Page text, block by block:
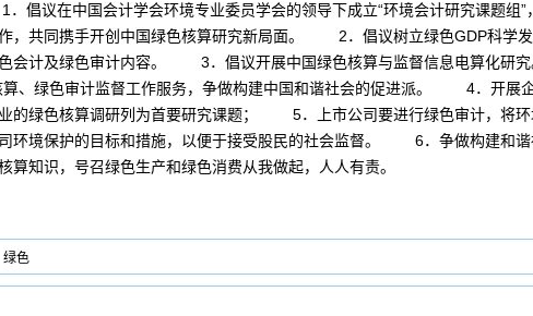
议在中国会计学会环境专业委员学会的领导下成立“环境会计研究课题组”
，共同携手开创中国绿色核算研究新局面。 2．倡议树立绿色GDP科学
会计及绿色审计内容。 3．倡议开展中国绿色核算与监督信息电算化研究
算、绿色审计监督工作服务，争做构建中国和谐社会的促进派。 4．开展
的绿色核算调研列为首要研究课题； 5．上市公司要进行绿色审计，将环
环境保护的目标和措施，以便于接受股民的社会监督。 6．争做构建和谐
算知识，号召绿色生产和绿色消费从我做起，人人有责。
绿色